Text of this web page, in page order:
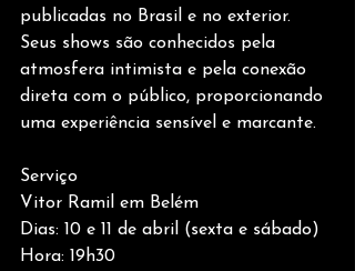
publicadas no Brasil e no exterior.
Seus shows são conhecidos pela
atmosfera intimista e pela conexão
direta com o público, proporcionando
uma experiência sensível e marcante.
Serviço
Vitor Ramil em Belém
Dias: 10 e 11 de abril (sexta e sábado)
Hora: 19h30